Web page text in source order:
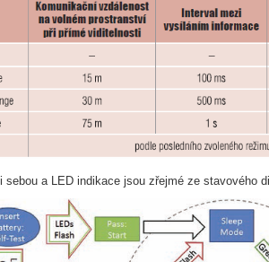
sebou a LED indikace jsou zřejmé ze stavového